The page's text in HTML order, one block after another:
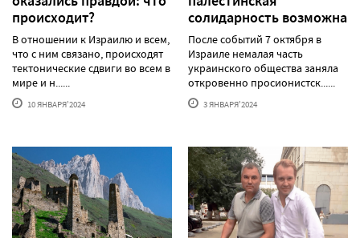
происходит?
В отношении к Израилю и всем,
что с ним связано, происходят
тектонические сдвиги во всем в
мире и н......
10 ЯНВАРЯ'2024
солидарность возможна
После событий 7 октября в
Израиле немалая часть
украинского общества заняла
откровенно просионистск......
3 ЯНВАРЯ'2024